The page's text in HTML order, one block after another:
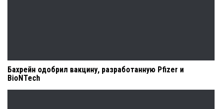
Бахрейн одобрил вакцину, разработанную Pfizer и
BioNTech